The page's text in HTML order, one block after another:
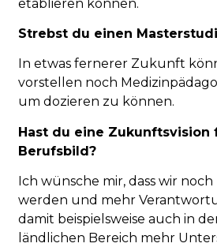
etablieren können.
Strebst du einen
In etwas fernerer Zukunft
vorstellen noch
um dozieren zu können.
Hast du eine Zukunftsvision
Berufsbild?
Ich wünsche mir, dass wir
werden und mehr
damit beispielsweise auch in
ländlichen Bereich mehr